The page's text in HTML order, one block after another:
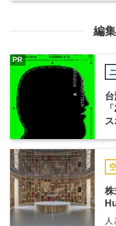
編
PR